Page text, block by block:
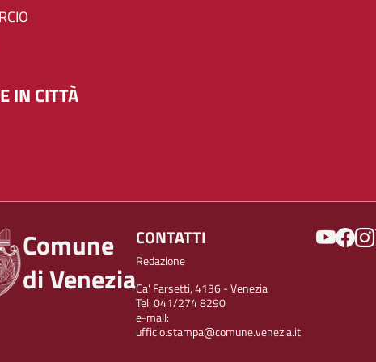
IN CITTÀ
Comune
di Venezia
CONTATTI
Redazione
Ca' Farsetti, 4136 - Venezia
Tel. 041/274 8290
e-mail:
ufficio.stampa@comune.venezia.it